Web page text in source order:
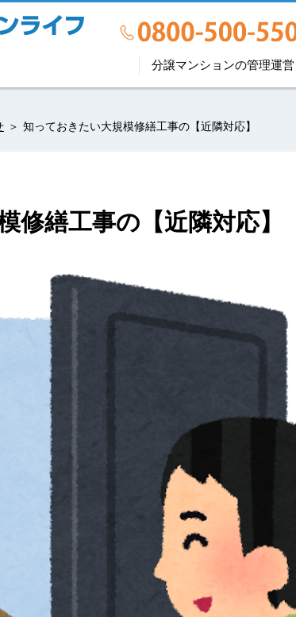
分譲マンションの管理運営
知っておきたい大規模修繕工事の【近隣対応】
修繕工事の【近隣対応】